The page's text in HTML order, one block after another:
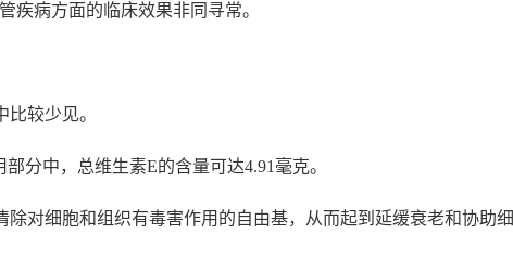
疾病方面的临床效果非同寻常。
较少见。
分中，总维生素E的含量可达4.91毫克。
对细胞和组织有毒害作用的自由基，从而起到延缓衰老和协助细